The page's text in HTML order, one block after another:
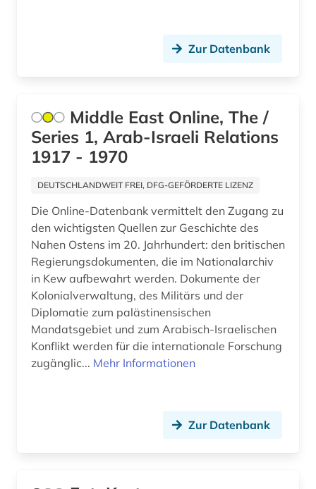
katalog (4)
katholische zeitung (1)
kirchliche eheschließung (1)
kollektives gedächtnis (1)
kommende &amp;lt;ritterorden&amp;gt; (1)
kommunismus (4)
konzentrationslager auschwitz (1)
korpus &amp;lt;linguistik&amp;gt; (1)
Niederlande (5)
Nordamerika (2)
Oesterreich (16)
Osmanisches Reich (2)
Ostasien (2)
Osteuropa (22)
Ostmitteleuropa (19)
Palaestina (2)
Roemisches Reich (1)
Zur Datenbank
Middle East Online, The /
Series 1, Arab-Israeli Relations
1917 - 1970
DEUTSCHLANDWEIT FREI, DFG-GEFÖRDERTE LIZENZ
Die Online-Datenbank vermittelt den Zugang zu
den wichtigsten Quellen zur Geschichte des
Nahen Ostens im 20. Jahrhundert: den britischen
Regierungsdokumenten, die im Nationalarchiv
in Kew aufbewahrt werden. Dokumente der
Kolonialverwaltung, des Militärs und der
Diplomatie zum palästinensischen
Mandatsgebiet und zum Arabisch-Israelischen
Konflikt werden für die internationale Forschung
zugänglic... Mehr Informationen
Zur Datenbank